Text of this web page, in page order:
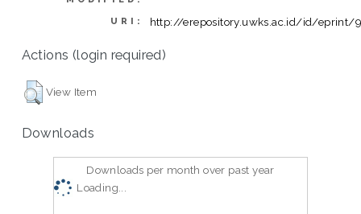
URI: http://erepository.uwks.ac.id/id/eprint/
Actions (login required)
View Item
Downloads
Downloads per month over past year
Loading...